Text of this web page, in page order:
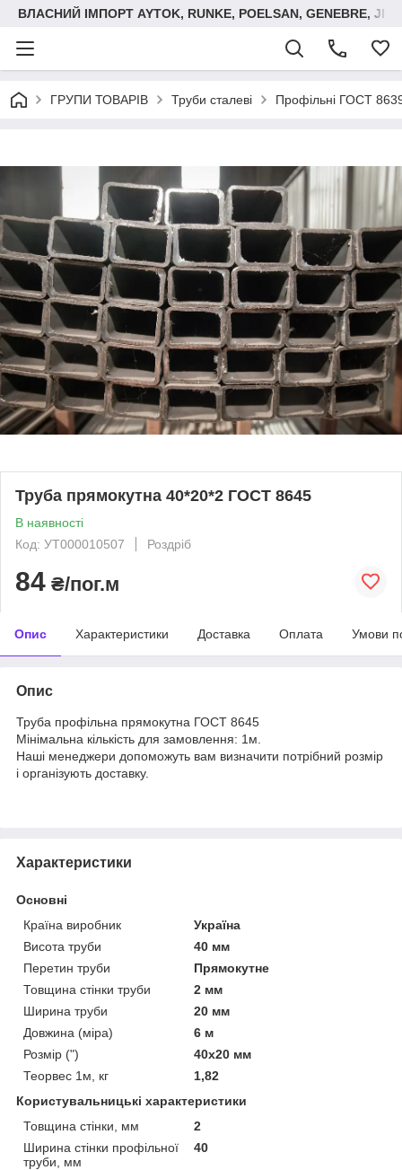
ВЛАСНИЙ ІМПОРТ AYTOK, RUNKE, POELSAN, GENEBRE,
ГРУПИ ТОВАРІВ Труби сталеві Профільні ГОСТ
Труба прямокутна 40*20*2 ГОСТ 8645
В наявності
Код: УТ000010507
Роздріб
84 ₴/пог.м
Опис Характеристики Доставка Оплата Умови
Опис
Труба профільна прямокутна ГОСТ 8645
Мінімальна кількість для замовлення: 1м.
Наші менеджери допоможуть вам визначити потрібний розмір
і організують доставку.
Характеристики
Основні
Країна виробник
Україна
Висота труби
40 мм
Перетин труби
Прямокутне
Товщина стінки труби
2 мм
Ширина труби
20 мм
Довжина (міра)
6 м
Розмір (")
40х20 мм
Теорвес 1м, кг
1,82
Користувальницькі характеристики
Товщина стінки, мм
2
Ширина стінки профільної
труби, мм
40